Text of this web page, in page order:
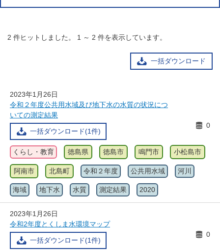
2 件ヒットしました。 1 ～ 2 件を表示しています。
一括ダウンロード
2023年1月26日
令和２年度公共用水域及び地下水の水質の状況につ
いての測定結果
一括ダウンロード(1件)
0
くらし・教育 徳島県 徳島市 鳴門市 小松島市
阿南市 北島町 令和２年度 公共用水域 河川
海域 地下水 水質 測定結果 2020
2023年1月26日
令和2年度とくしま水環境マップ
一括ダウンロード(1件)
0